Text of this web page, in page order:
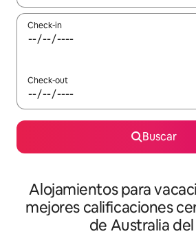
Check-in
Check-out
Buscar
Alojamientos para
mejores calificaciones
de Australia del